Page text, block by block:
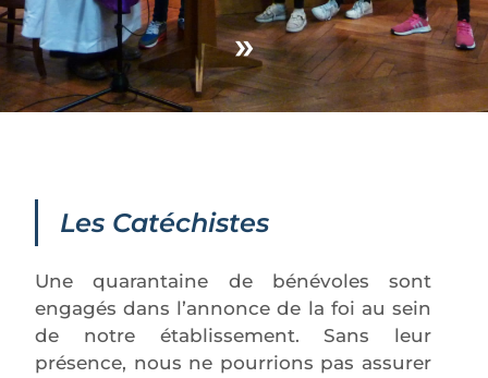
»
Les Catéchistes
Une quarantaine de bénévoles sont
engagés dans l’annonce de la foi au sein
de notre établissement. Sans leur
présence, nous ne pourrions pas assurer